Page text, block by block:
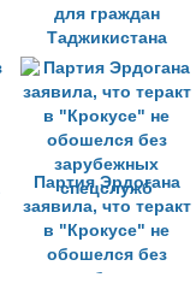
для граждан
Таджикистана
Партия Эрдогана
заявила, что теракт
в "Крокусе" не
обошелся без
зарубежных